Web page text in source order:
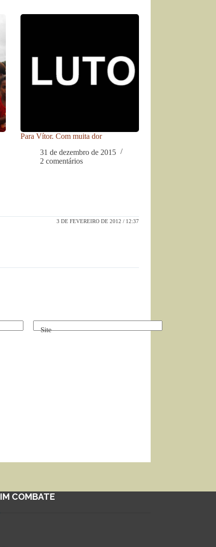
Para Vítor. Com muita dor
31 de dezembro de 2015
2 comentários
3 DE FEVEREIRO DE 2012 / 12:37
Site
COMBATE